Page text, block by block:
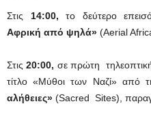
Στις 14:00, το δεύτερο
Αφρική από ψηλά» (Aerial
Στις20:00, σε πρώτη
τίτλο «Μύθοι των Ναζί» από
αλήθειες» (Sacred Sites),